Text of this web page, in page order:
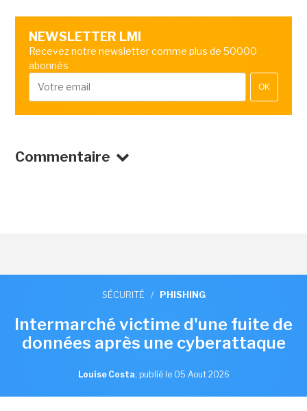
NEWSLETTER LMI
Recevez notre newsletter comme plus de 50000
abonnés
OK
Commentaire
SÉCURITÉ / PHISHING
Intermarché victime d'une fuite de
données après une cyberattaque
Louise Costa, publié le 05 Aout 2026